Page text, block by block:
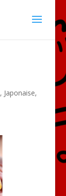
, Japonaise,